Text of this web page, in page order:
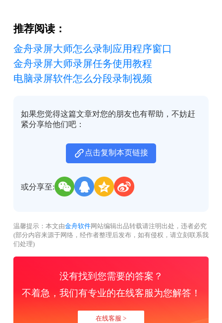
推荐阅读：
金舟录屏大师怎么录制应用程序窗口
金舟录屏大师录屏任务使用教程
电脑录屏软件怎么分段录制视频
如果您觉得这篇文章对您的朋友也有帮助，不妨赶
紧分享给他们吧：
点击复制本页链接
或分享至:
温馨提示：本文由金舟软件网站编辑出品转载请注明出处，违者必究
(部分内容来源于网络，经作者整理后发布，如有侵权，请立刻联系我
们处理)
没有找到您需要的答案？
不着急，我们有专业的在线客服为您解答！
在线客服 >